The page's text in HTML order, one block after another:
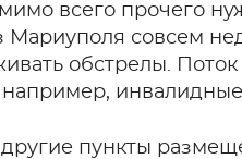
всего прочего
Мариуполя совсем
обстрелы.
другие пункты